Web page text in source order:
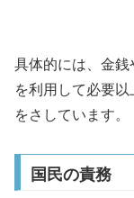
具体的には、金
を利用して必要
をさしています。
国民の責務